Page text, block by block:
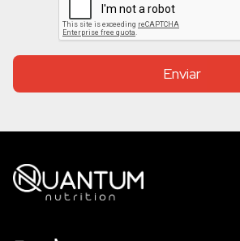
Enviar